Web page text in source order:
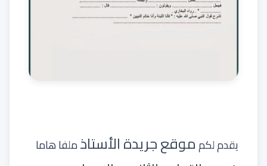
يقدم لكمموقع جريدة الأستاذملفا هاما